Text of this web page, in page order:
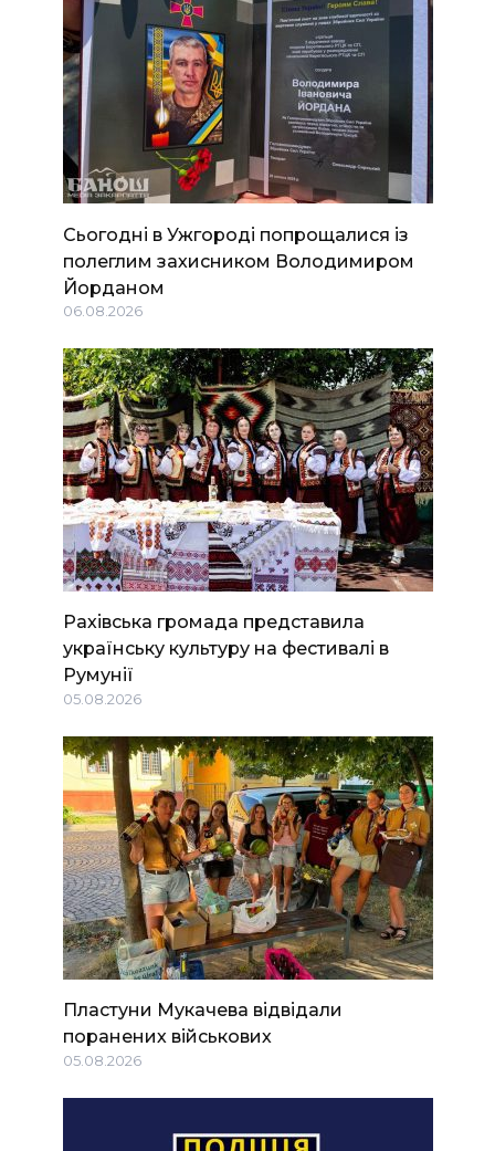
Сьогодні в Ужгороді попрощалися із
полеглим захисником Володимиром
Йорданом
06.08.2026
Рахівська громада представила
українську культуру на фестивалі в
Румунії
05.08.2026
Пластуни Мукачева відвідали
поранених військових
05.08.2026